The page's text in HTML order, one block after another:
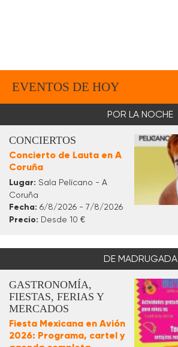
EVENTOS DE HOY
POR LA NOCHE
CONCIERTOS
Concierto de Lauta en A
Coruña
Lugar: Sala Pelícano - A
Coruña
Fecha: 6/8/2026 - 7/8/2026
Precio: Desde 10 €
DE MADRUGADA
GASTRONOMÍA,
FIESTAS, FERIAS Y
MERCADOS
Fiesta Mexicana en Avión
2026: Programa, cartel y